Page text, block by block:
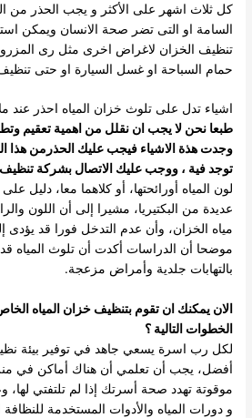
كل ثلاث اشهر على الأكثر و يجب الحذر من
السامة او التى تضر صحة الانسان ويمكن
تنظيف الخزان لاغراض اخرى مثل رى
حمام السباحة او غسل السيارة او حتى
اشياء تدل على تلوث خزان المياه احذر عند
طبعا نحن لا يجب ان نقلل من اهمية تعقيم
وجدت هذة الاشياء فيجب عليك الحذرمن هذا
توجد فية ، ووجب عليك الاتصال بشركة تنظيف
لون المياه أورائحتها، أو كلاهما معا، دليل
عديدة من البكتيريا، مشيرا إلى أن اللون
مياه الخزان، وأن عدم التدخل فورا قد يؤدى
موضحا أن الدراسات أكدت أن تلوث المياه
بالتهابات جلدية وأمراض مزعجة.
الان يمكنك ان تقوم بتنظيف خزان المياه
الخطوات التالية ؟
لكل رب اسرة يسعي جاهد في توفير بيئة
أفضل، يجب أن تعلمي أن هناك أماكن في
موقوتة تهدد صحة أسرتك إذا لم تلتفتي لها،
و دورات المياه والأدوات المستخدمة